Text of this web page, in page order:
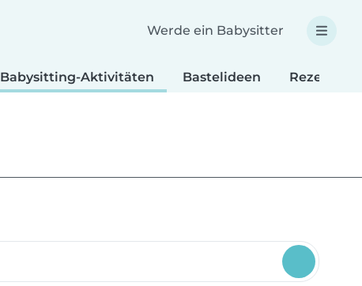
Werde ein Babysitter
Babysitting-Aktivitäten Bastelideen Rezepte